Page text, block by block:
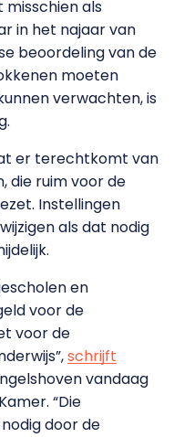
als
in het najaar van
beoordeling van de
moeten
verwachten, is
er terechtkomt van
die ruim voor de
Instellingen
als dat nodig
en
voor de
voor de
schrijft
vandaag
“Die
door de